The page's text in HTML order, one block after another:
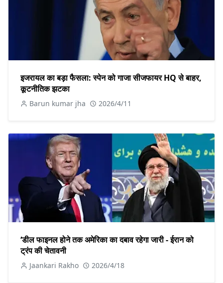
इजरायल का बड़ा फैसला: स्पेन को गाजा सीजफायर HQ से बाहर,
कूटनीतिक झटका
Barun kumar jha 2026/4/11
‘डील फाइनल होने तक अमेरिका का दबाव रहेगा जारी - ईरान को
ट्रंप की चेतावनी
Jaankari Rakho 2026/4/18